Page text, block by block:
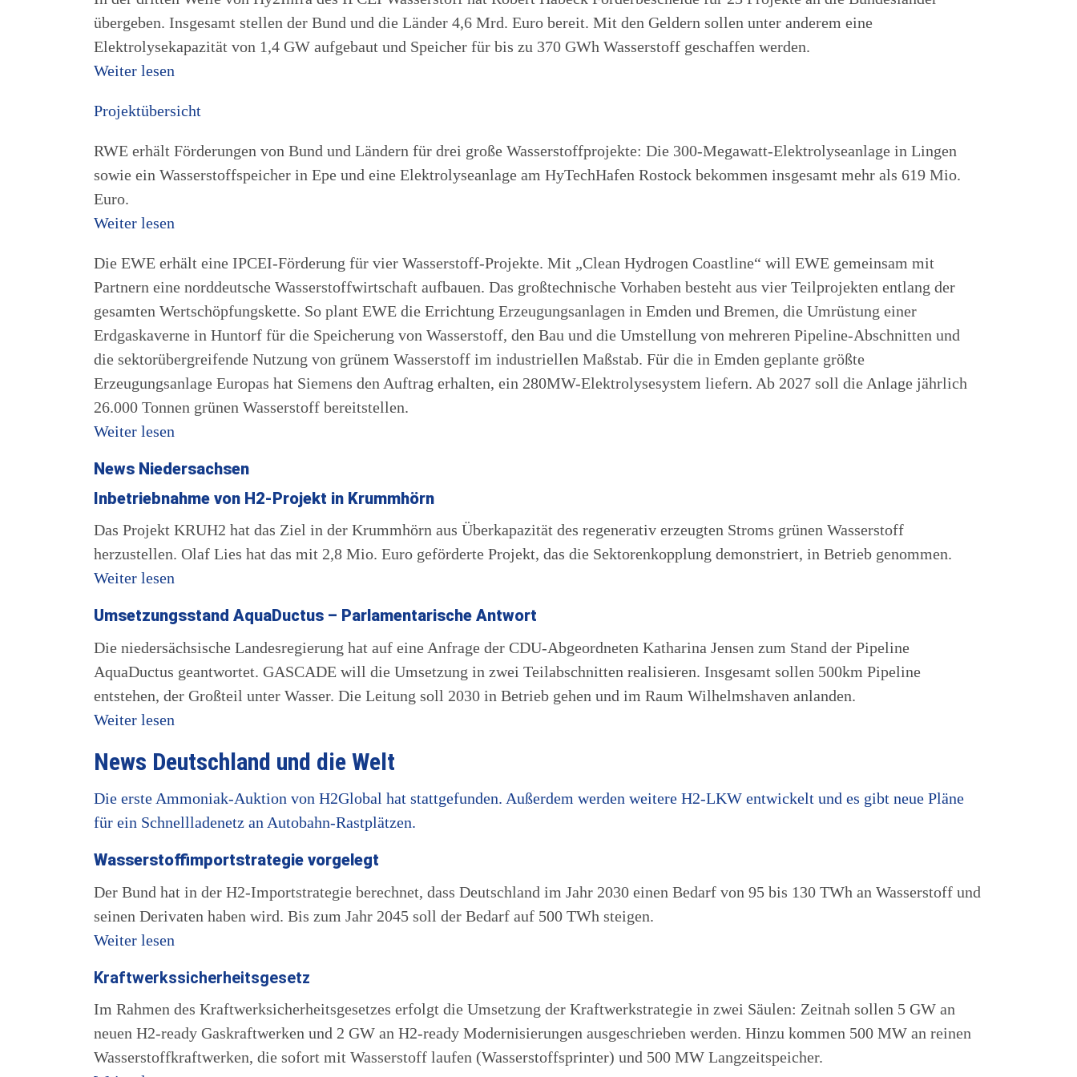
übergeben. Insgesamt stellen der Bund und die Länder 4,6 Mrd. Euro bereit. Mit den Geldern sollen unter anderem eine
Elektrolysekapazität von 1,4 GW aufgebaut und Speicher für bis zu 370 GWh Wasserstoff geschaffen werden.
Weiter lesen
Projektübersicht
RWE erhält Förderungen von Bund und Ländern für drei große Wasserstoffprojekte: Die 300-Megawatt-Elektrolyseanlage in Lingen
sowie ein Wasserstoffspeicher in Epe und eine Elektrolyseanlage am HyTechHafen Rostock bekommen insgesamt mehr als 619 Mio.
Euro.
Weiter lesen
Die EWE erhält eine IPCEI-Förderung für vier Wasserstoff-Projekte. Mit „Clean Hydrogen Coastline“ will EWE gemeinsam mit
Partnern eine norddeutsche Wasserstoffwirtschaft aufbauen. Das großtechnische Vorhaben besteht aus vier Teilprojekten entlang der
gesamten Wertschöpfungskette. So plant EWE die Errichtung Erzeugungsanlagen in Emden und Bremen, die Umrüstung einer
Erdgaskaverne in Huntorf für die Speicherung von Wasserstoff, den Bau und die Umstellung von mehreren Pipeline-Abschnitten und
die sektorübergreifende Nutzung von grünem Wasserstoff im industriellen Maßstab. Für die in Emden geplante größte
Erzeugungsanlage Europas hat Siemens den Auftrag erhalten, ein 280MW-Elektrolysesystem liefern. Ab 2027 soll die Anlage jährlich
26.000 Tonnen grünen Wasserstoff bereitstellen.
Weiter lesen
News Niedersachsen
Inbetriebnahme von H2-Projekt in Krummhörn
Das Projekt KRUH2 hat das Ziel in der Krummhörn aus Überkapazität des regenerativ erzeugten Stroms grünen Wasserstoff
herzustellen. Olaf Lies hat das mit 2,8 Mio. Euro geförderte Projekt, das die Sektorenkopplung demonstriert, in Betrieb genommen.
Weiter lesen
Umsetzungsstand AquaDuctus – Parlamentarische Antwort
Die niedersächsische Landesregierung hat auf eine Anfrage der CDU-Abgeordneten Katharina Jensen zum Stand der Pipeline
AquaDuctus geantwortet. GASCADE will die Umsetzung in zwei Teilabschnitten realisieren. Insgesamt sollen 500km Pipeline
entstehen, der Großteil unter Wasser. Die Leitung soll 2030 in Betrieb gehen und im Raum Wilhelmshaven anlanden.
Weiter lesen
News Deutschland und die Welt
Die erste Ammoniak-Auktion von H2Global hat stattgefunden. Außerdem werden weitere H2-LKW entwickelt und es gibt neue Pläne
für ein Schnellladenetz an Autobahn-Rastplätzen.
Wasserstoffimportstrategie vorgelegt
Der Bund hat in der H2-Importstrategie berechnet, dass Deutschland im Jahr 2030 einen Bedarf von 95 bis 130 TWh an Wasserstoff und
seinen Derivaten haben wird. Bis zum Jahr 2045 soll der Bedarf auf 500 TWh steigen.
Weiter lesen
Kraftwerkssicherheitsgesetz
Im Rahmen des Kraftwerksicherheitsgesetzes erfolgt die Umsetzung der Kraftwerkstrategie in zwei Säulen: Zeitnah sollen 5 GW an
neuen H2-ready Gaskraftwerken und 2 GW an H2-ready Modernisierungen ausgeschrieben werden. Hinzu kommen 500 MW an reinen
Wasserstoffkraftwerken, die sofort mit Wasserstoff laufen (Wasserstoffsprinter) und 500 MW Langzeitspeicher.